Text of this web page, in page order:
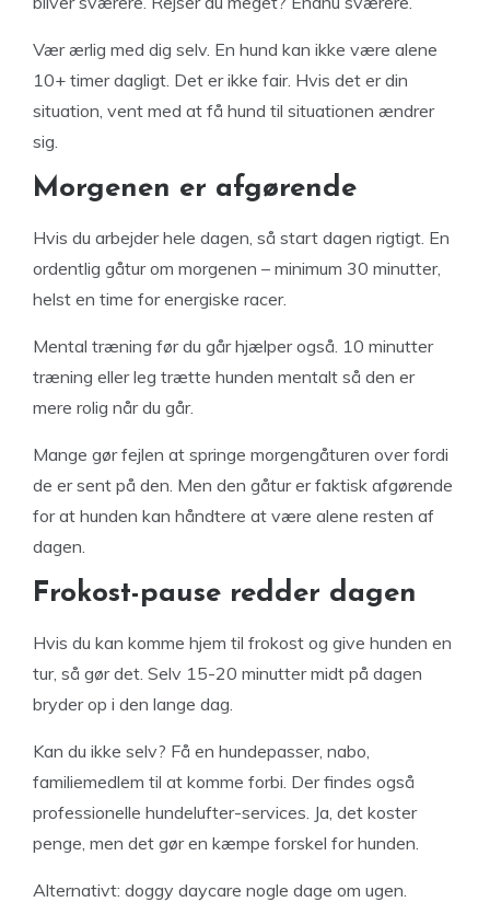
Vær ærlig med dig selv. En hund kan ikke være alene
10+ timer dagligt. Det er ikke fair. Hvis det er din
situation, vent med at få hund til situationen ændrer
sig.
Morgenen er afgørende
Hvis du arbejder hele dagen, så start dagen rigtigt. En
ordentlig gåtur om morgenen – minimum 30 minutter,
helst en time for energiske racer.
Mental træning før du går hjælper også. 10 minutter
træning eller leg trætte hunden mentalt så den er
mere rolig når du går.
Mange gør fejlen at springe morgengåturen over fordi
de er sent på den. Men den gåtur er faktisk afgørende
for at hunden kan håndtere at være alene resten af
dagen.
Frokost-pause redder dagen
Hvis du kan komme hjem til frokost og give hunden en
tur, så gør det. Selv 15-20 minutter midt på dagen
bryder op i den lange dag.
Kan du ikke selv? Få en hundepasser, nabo,
familiemedlem til at komme forbi. Der findes også
professionelle hundelufter-services. Ja, det koster
penge, men det gør en kæmpe forskel for hunden.
Alternativt: doggy daycare nogle dage om ugen.